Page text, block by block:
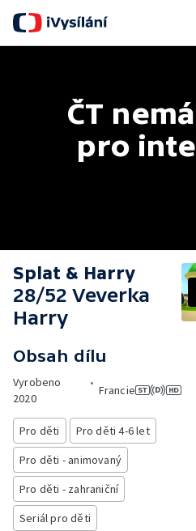
ČT
pro
Splat & Harry
28/52 Veverka
Harry
Obsah dílu
Vyrobeno
2020
•
Francie
Pro děti
Pro děti 4-6 let
Pro děti - animovaný
Pro děti - zahraniční
Seriál pro děti